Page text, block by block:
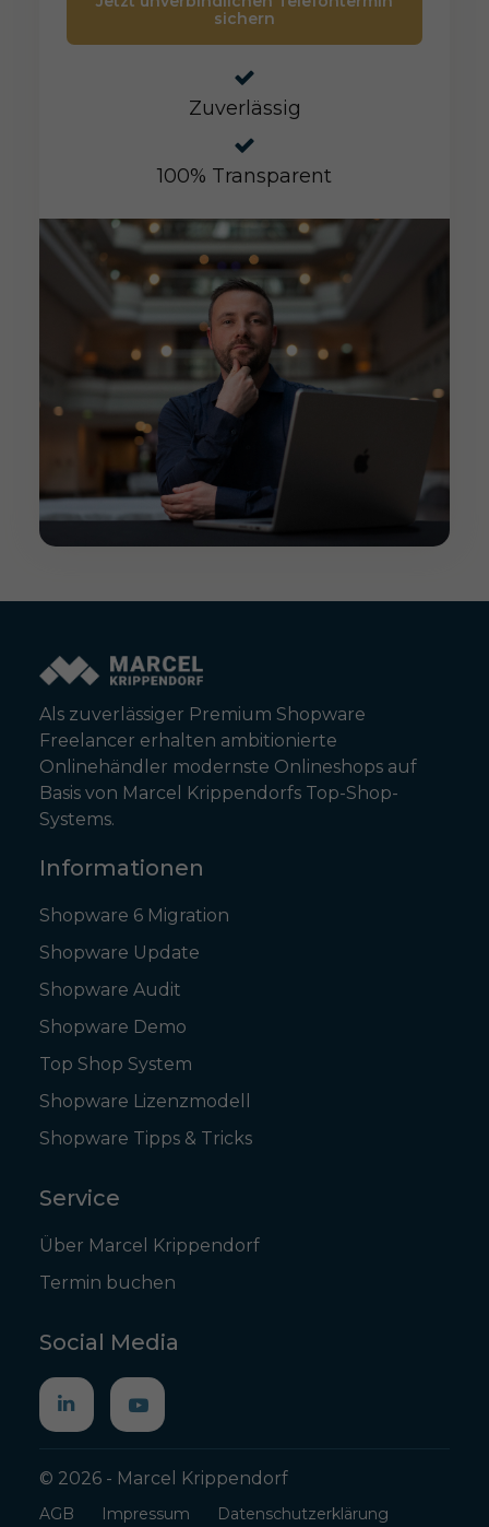
sichern
Zuverlässig
100% Transparent
Als zuverlässiger Premium Shopware
Freelancer erhalten ambitionierte
Onlinehändler modernste Onlineshops auf
Basis von Marcel Krippendorfs Top-Shop-
Systems.
Informationen
Shopware 6 Migration
Shopware Update
Shopware Audit
Shopware Demo
Top Shop System
Shopware Lizenzmodell
Shopware Tipps & Tricks
Service
Über Marcel Krippendorf
Termin buchen
Social Media
© 2026 - Marcel Krippendorf
AGB Impressum Datenschutzerklärung